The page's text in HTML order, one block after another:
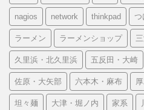
nagios network thinkpad つ
ラーメン ラーメンショップ
久里浜・北久里浜 五反田・大崎
佐原・大矢部 六本木・麻布
坦々麺 大津・堀ノ内 家系